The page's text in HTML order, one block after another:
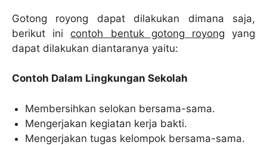
Gotong royong dapat dilakukan dimana saja,
berikut ini contoh bentuk gotong royong yang
dapat dilakukan diantaranya yaitu:
Contoh Dalam Lingkungan Sekolah
Membersihkan selokan bersama-sama.
Mengerjakan kegiatan kerja bakti.
Mengerjakan tugas kelompok bersama-sama.